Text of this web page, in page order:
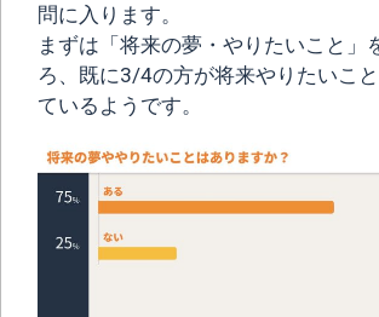
問に入ります。
まずは「将来の夢・やりたいこと」
ろ、既に3/4の方が将来やりたいこ
ているようです。